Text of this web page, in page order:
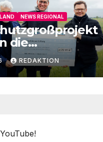
NEWS REGIONAL
die
REDAKTION